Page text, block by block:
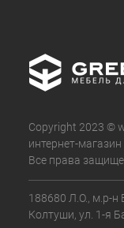
Copyright 2023 ©
интернет-
Все права
188680 Л.О., м.р-н
Колтуши, ул. 1-я